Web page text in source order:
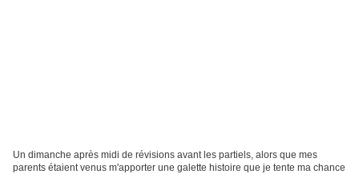
Un dimanche après midi de révisions avant les partiels, alors que mes
parents étaient venus m'apporter une galette histoire que je tente ma chance